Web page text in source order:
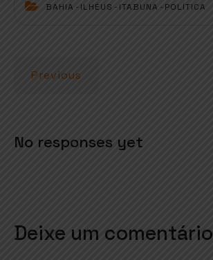
p o
BAHIA -ILHÉUS - ITABUNA -POLÍTICA
Previous
No responses yet
Deixe um comentário